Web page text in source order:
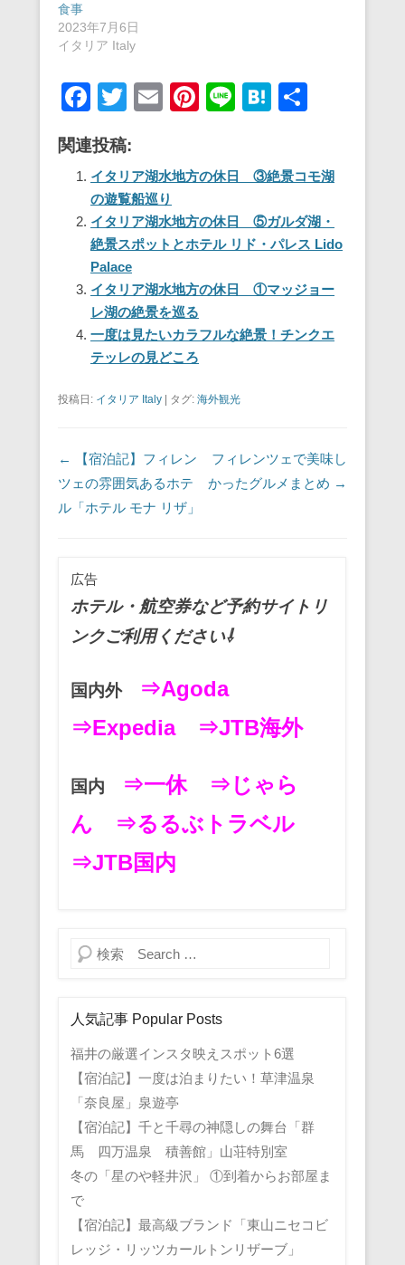
食事
2023年7月6日
イタリア Italy
F
c
e
b
o
o
k
T
tt
er
E
Pi
e
st
Li
H
n
a
関連投稿:
イタリア湖水地方の休日 ③絶景コモ湖
の遊覧船巡り
イタリア湖水地方の休日 ⑤ガルダ湖・
絶景スポットとホテル リド・パレス Lido
Palace
イタリア湖水地方の休日 ①マッジョー
レ湖の絶景を巡る
一度は見たいカラフルな絶景！チンクエ
テッレの見どころ
投稿日: イタリア Italy タグ: 海外観光
投稿ナビゲーション
←
【宿泊記】フィレン
ツェの雰囲気あるホテ
ル「ホテル モナ リザ」
フィレンツェで美味し
かったグルメまとめ →
広告
ホテル・航空券など予約サイトリ
ンクご利用ください⇩
国内外
⇒Agoda
⇒Expedia
⇒JTB海外
国内 ⇒一休
⇒じゃら
ん
⇒るるぶトラベル
⇒JTB国内
検索
人気記事 Popular Posts
福井の厳選インスタ映えスポット6選
【宿泊記】一度は泊まりたい！草津温泉
「奈良屋」泉遊亭
【宿泊記】千と千尋の神隠しの舞台「群
馬 四万温泉 積善館」山荘特別室
冬の「星のや軽井沢」 ①到着からお部屋ま
で
【宿泊記】最高級ブランド「東山ニセコビ
レッジ・リッツカールトンリザーブ」